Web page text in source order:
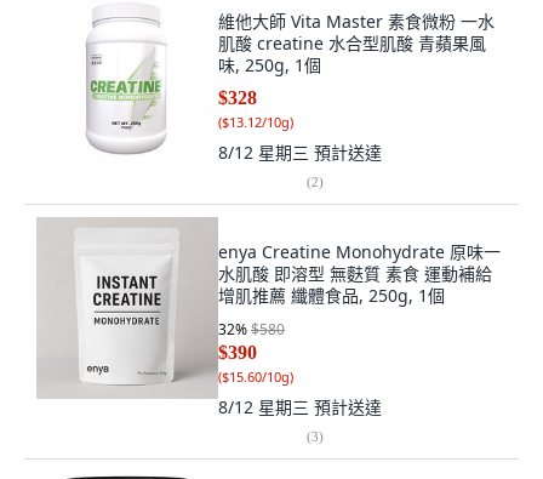
維他大師 Vita Master 素食微粉 一水
肌酸 creatine 水合型肌酸 青蘋果風
味, 250g, 1個
$328
($13.12/10g)
8/12 星期三 預計送達
(2)
enya Creatine Monohydrate 原味一
水肌酸 即溶型 無麩質 素食 運動補給
增肌推薦 纖體食品, 250g, 1個
32%$580
$390
($15.60/10g)
8/12 星期三 預計送達
(3)